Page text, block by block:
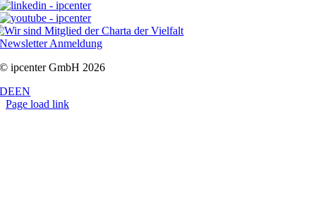
Newsletter Anmeldung
© ipcenter GmbH 2026
DEEN
Page load link